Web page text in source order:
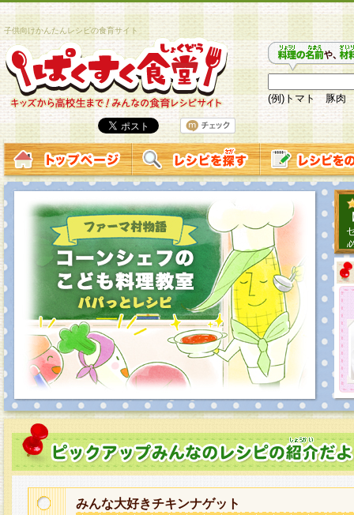
子供向けかんたんレシピの食育サイト
(例)トマト 豚肉
みんな大好きチキンナゲット